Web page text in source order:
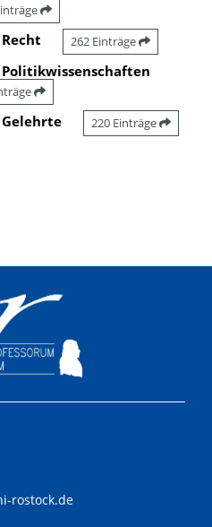
262 Einträge
Politikwissenschaften
Gelehrte 220 Einträge
rostock.de